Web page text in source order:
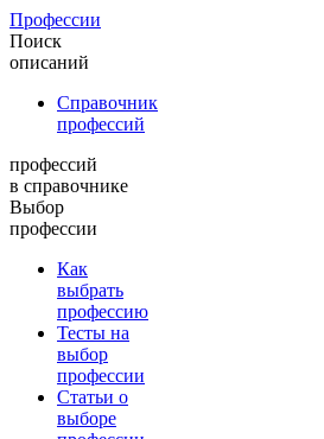
Профессии
Поиск
описаний
Справочник
профессий
профессий
в справочнике
Выбор
профессии
Как
выбрать
профессию
Тесты на
выбор
профессии
Статьи о
выборе